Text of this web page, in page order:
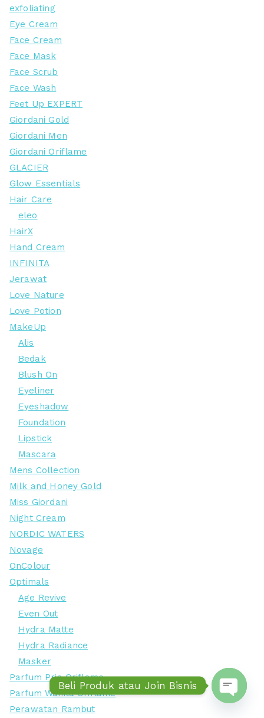
exfoliating
Eye Cream
Face Cream
Face Mask
Face Scrub
Face Wash
Feet Up EXPERT
Giordani Gold
Giordani Men
Giordani Oriflame
GLACIER
Glow Essentials
Hair Care
eleo
HairX
Hand Cream
INFINITA
Jerawat
Love Nature
Love Potion
MakeUp
Alis
Bedak
Blush On
Eyeliner
Eyeshadow
Foundation
Lipstick
Mascara
Mens Collection
Milk and Honey Gold
Miss Giordani
Night Cream
NORDIC WATERS
Novage
OnColour
Optimals
Age Revive
Even Out
Hydra Matte
Hydra Radiance
Masker
Parfum Pria Oriflame
Parfum Wanita Oriflame
Perawatan Rambut
Beli Produk atau Join Bisnis